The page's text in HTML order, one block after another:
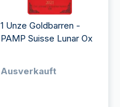
1 Unze Goldbarren -
PAMP Suisse Lunar Ox
Ausverkauft